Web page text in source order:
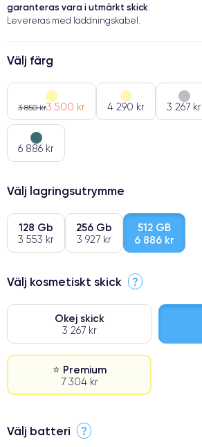
garanteras vara i utmärkt skick.
Levereras med laddningskabel.
Välj färg
3 850 kr3 500 kr 4 290 kr 3 267 kr
6 886 kr
Välj lagringsutrymme
128 Gb
3 553 kr
256 Gb
3 927 kr
512 GB
6 886 kr
Välj kosmetiskt skick ?
Okej skick
3 267 kr
⭐ Premium
7 304 kr
⭐ Premium
Välj batteri ?